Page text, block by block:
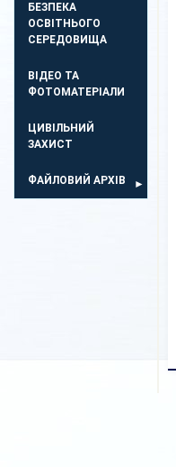
БЕЗПЕКА
ОСВIТНЬОГО
СЕРЕДОВИЩА
ВІДЕО ТА
ФОТОМАТЕРІАЛИ
ЦИВІЛЬНИЙ
ЗАХИСТ
ФАЙЛОВИЙ АРХІВ